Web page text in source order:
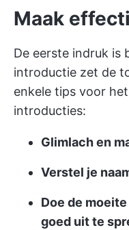
Maak
De eerste indruk is
introductie zet de
enkele tips voor
introducties:
Glimlach en
Verstel je
Doe de
goed uit te